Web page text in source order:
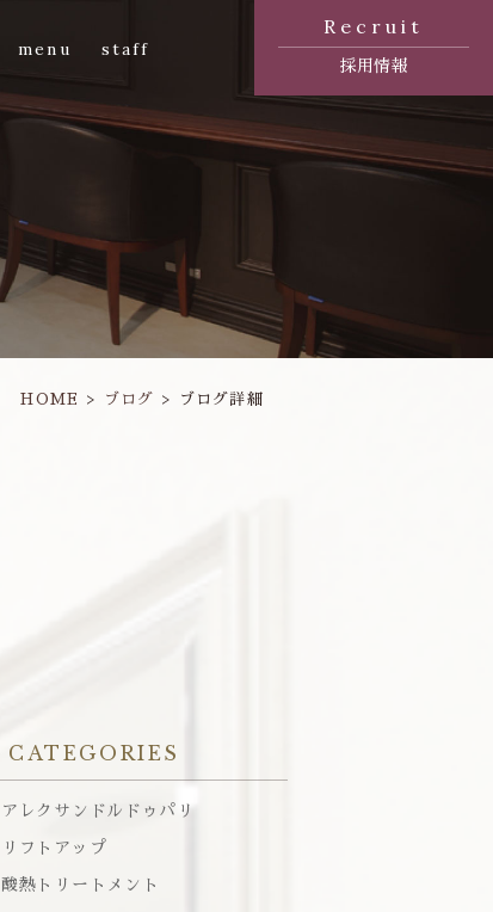
menu staff
Recruit
採用情報
HOME ブログ ブログ詳細
CATEGORIES
アレクサンドルドゥパリ
リフトアップ
酸熱トリートメント